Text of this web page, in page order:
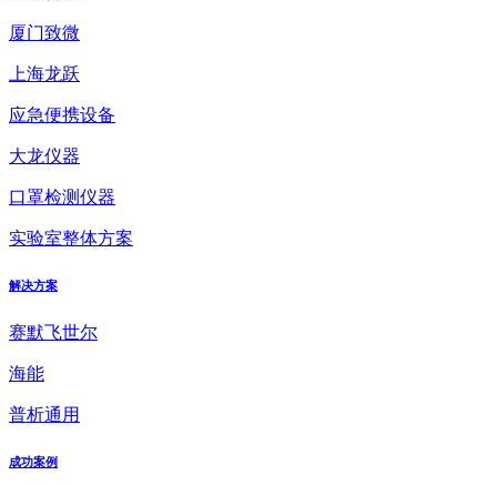
厦门致微
上海龙跃
应急便携设备
大龙仪器
口罩检测仪器
实验室整体方案
解决方案
赛默飞世尔
海能
普析通用
成功案例